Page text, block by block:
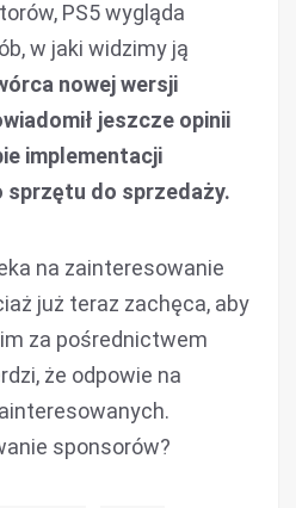
PS5 wygląda
w jaki widzimy ją
nowej wersji
jeszcze opinii
implementacji
sprzętu do sprzedaży.
na zainteresowanie
już teraz zachęca, aby
za pośrednictwem
że odpowie na
sponsorów?